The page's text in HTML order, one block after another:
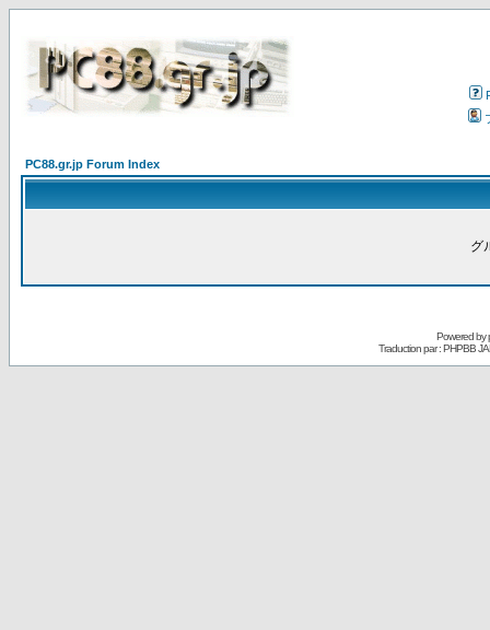
PC88.gr.jp Forum Index
グ
Powered by
Traduction par : PHPBB